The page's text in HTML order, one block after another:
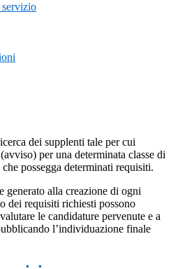
servizio
dei supplenti tale per cui
per una determinata classe di
possegga determinati requisiti.
alla creazione di ogni
dei requisiti richiesti possono
le candidature pervenute e a
l’individuazione finale